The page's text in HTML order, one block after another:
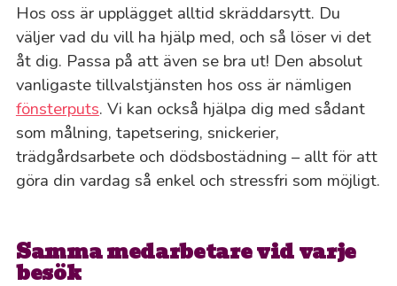
Hos oss är upplägget alltid skräddarsytt. Du
väljer vad du vill ha hjälp med, och så löser vi det
åt dig. Passa på att även se bra ut! Den absolut
vanligaste tillvalstjänsten hos oss är nämligen
fönsterputs. Vi kan också hjälpa dig med sådant
som målning, tapetsering, snickerier,
trädgårdsarbete och dödsbostädning – allt för att
göra din vardag så enkel och stressfri som möjligt.
Samma medarbetare vid varje
besök